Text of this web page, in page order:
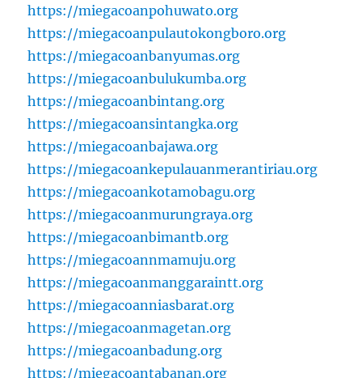
https://miegacoanpohuwato.org
https://miegacoanpulautokongboro.org
https://miegacoanbanyumas.org
https://miegacoanbulukumba.org
https://miegacoanbintang.org
https://miegacoansintangka.org
https://miegacoanbajawa.org
https://miegacoankepulauanmerantiriau.org
https://miegacoankotamobagu.org
https://miegacoanmurungraya.org
https://miegacoanbimantb.org
https://miegacoannmamuju.org
https://miegacoanmanggaraintt.org
https://miegacoanniasbarat.org
https://miegacoanmagetan.org
https://miegacoanbadung.org
https://miegacoantabanan.org